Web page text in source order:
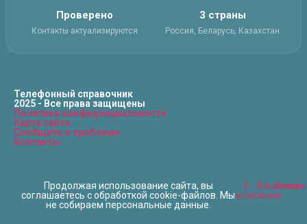
Проверено
Контакты актуализируются
3 страны
Россия, Беларусь, Казахстан
Телефонный справочник
2025 - Все права защищены
Политика конфиденциальности
Карта сайта
Сообщить о проблеме
Контакты
Продолжая использование сайта, вы
соглашаетесь с обработкой cookie-файлов. Мы
не собираем персональные данные.
О
компании
Вакансии
Статьи